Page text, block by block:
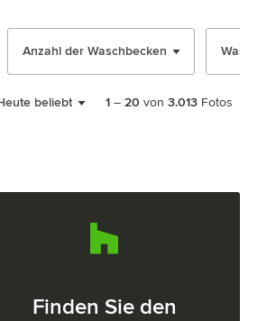
Anzahl der Waschbecken
beliebt 1 – 20 von 3.013 Fotos
Finden Sie den